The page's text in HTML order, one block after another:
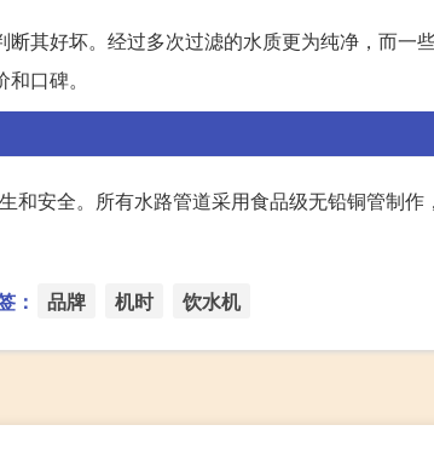
其好坏。经过多次过滤的水质更为纯净，而一
口碑。
安全。所有水路管道采用食品级无铅铜管制作
： 品牌 机时 饮水机